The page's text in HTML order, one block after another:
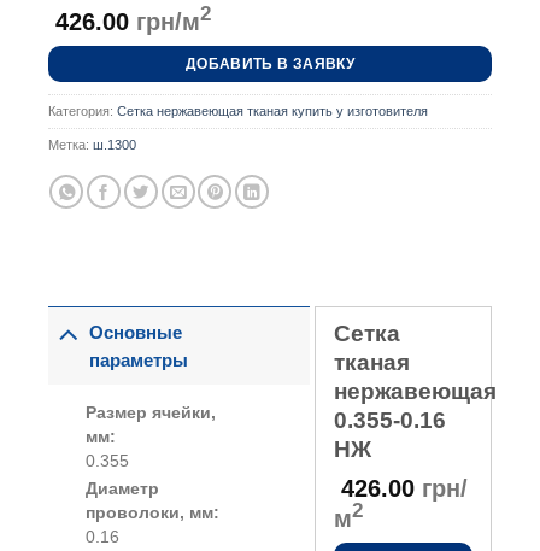
426.00 грн/м2
ДОБАВИТЬ В ЗАЯВКУ
Категория: Сетка нержавеющая тканая купить у изготовителя
Метка: ш.1300
Сетка
тканая
нержавеющая
0.355-0.16
НЖ
426.00грн/
м2
Основные
параметры
Размер ячейки,
мм:
0.355
Диаметр
проволоки, мм:
0.16